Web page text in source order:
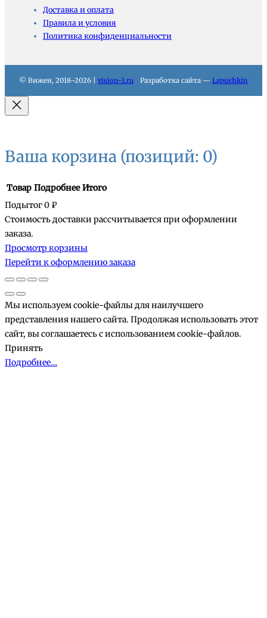
Доставка и оплата
Правила и условия
Политика конфиденциальности
© Вижен, 2018–2026 | vision-1.ru Разработка сайта — Lapushkin
Ваша корзина (позиций: 0)
Товары
в
корзине
Товар Подробнее Итого
Подытог0 ₽
Стоимость доставки рассчитывается при оформлении
заказа.
Просмотр корзины
Перейти к оформлению заказа
Мы используем cookie-файлы для наилучшего
представления нашего сайта. Продолжая использовать этот
сайт, вы соглашаетесь с использованием cookie-файлов.
Принять
Подробнее…